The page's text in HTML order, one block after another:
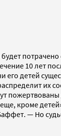
10 лет
детей
кроме
— Но